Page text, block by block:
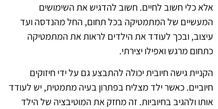
אלא כלי חשוב לחיים. חשוב להדגיש את השימושים
המעשיים של המתמטיקה בכל תחום, החל מהנדסה ועד
עיצוב, ובכך לעודד את הילדים לראות את המתמטיקה
כתחום מרגש ואפילו יצירתי.
הקניית גישה חיובית יכולה להתבצע גם על ידי חיזוקים
חיוביים. כאשר ילד מצליח בפתרון בעיה מתמטית, יש לעודד
אותו ולהגיב בחיוביות. זה מחזק את המוטיבציה של הילד